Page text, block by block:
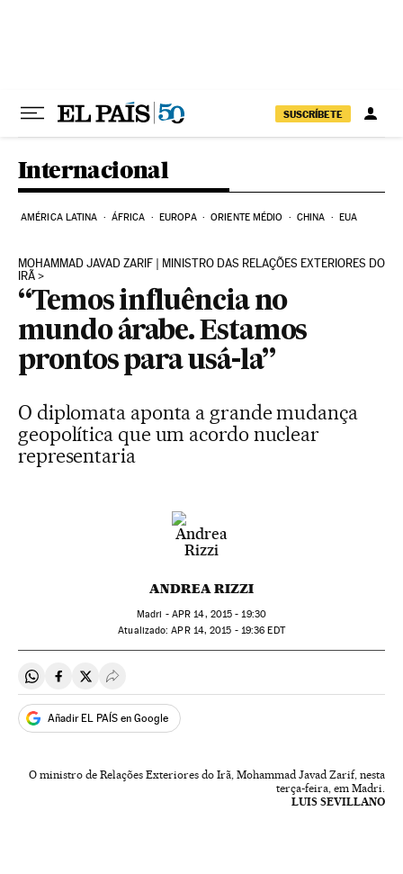
SUSCRÍBETE
Internacional
AMÉRICA LATINA ÁFRICA EUROPA ORIENTE MÉDIO CHINA EUA
MOHAMMAD JAVAD ZARIF | MINISTRO DAS RELAÇÕES EXTERIORES DO
IRÃ
“Temos influência no
mundo árabe. Estamos
prontos para usá-la”
O diplomata aponta a grande mudança
geopolítica que um acordo nuclear
representaria
ANDREA RIZZI
Madri - APR 14, 2015 - 19:30
atualizado: APR14, 2015 - 19:36 EDT
Compartir en Whatsapp
Compartir en Facebook
Compartir en Twitter
Desplegar Redes Sociales
Añadir EL PAÍS en Google
O ministro de Relações Exteriores do Irã, Mohammad Javad Zarif, nesta
terça-feira, em Madri.
LUIS SEVILLANO